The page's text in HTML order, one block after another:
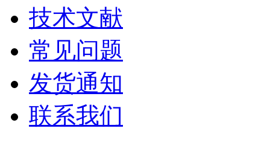
技术文献
常见问题
发货通知
联系我们